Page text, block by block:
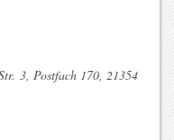
3, Postfach 170, 21354